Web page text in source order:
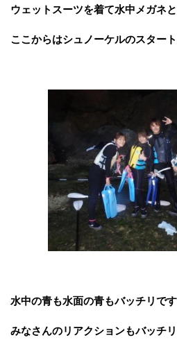
ウェットスーツを着て水中メガネ
ここからはシュノーケルのスター
水中の青も水面の青もバッチリです
みなさんのリアクションもバッチ